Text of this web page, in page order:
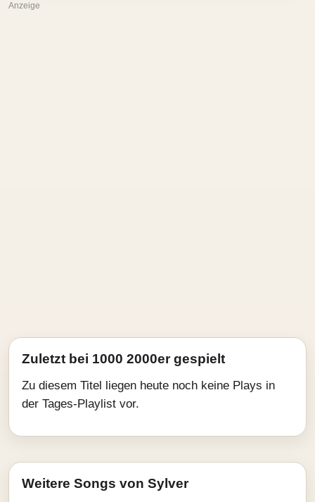
Anzeige
Zuletzt bei 1000 2000er gespielt
Zu diesem Titel liegen heute noch keine Plays in
der Tages-Playlist vor.
Weitere Songs von Sylver